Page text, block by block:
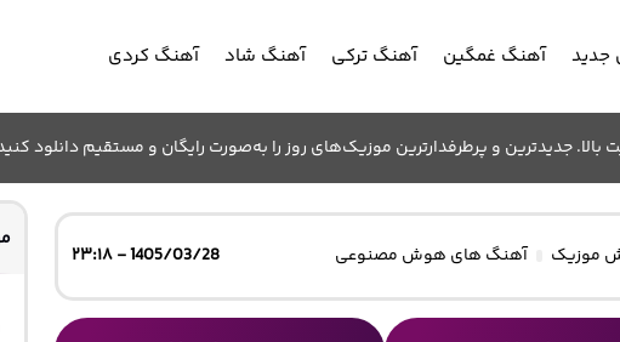
جدید آهنگ غمگین آهنگ ترکی آهنگ شاد آهنگ کردی
جدیدترین و پرطرفدارترین موزیک‌های روز را به‌صورت رایگان و مستقیم دانلود
موزیک آهنگ های هوش مصنوعی 1405/03/28 - ۲۳:۱۸